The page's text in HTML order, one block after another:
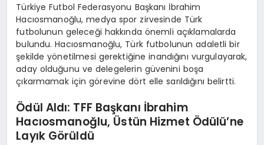
Türkiye Futbol Federasyonu Başkanı İbrahim
Hacıosmanoğlu, medya spor zirvesinde Türk
futbolunun geleceği hakkında önemli açıklamalarda
bulundu. Hacıosmanoğlu, Türk futbolunun adaletli bir
şekilde yönetilmesi gerektiğine inandığını vurgulayarak,
aday olduğunu ve delegelerin güvenini boşa
çıkarmamak için görevine dört elle sarıldığını belirtti.
Ödül Aldı: TFF Başkanı İbrahim
Hacıosmanoğlu, Üstün Hizmet Ödülü’ne
Layık Görüldü